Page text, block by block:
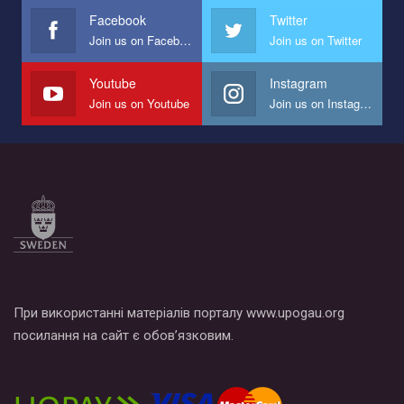
представляющий программу развития организации.
Мы просим вас поддержать нас и помочь нам реализовать
наш план по борьбе с насилием и дискриминацией на почве
СОГИ в Украине.
Все, что вам нужно сделать - это зайти на наш канал YouTube
по этой ссылке и поставить лайк под видео.
Facebook
Join us on Facebook
Twitter
Join us on Twitter
Youtube
Join us on Youtube
Instagram
Join us on Instagram
При використанні матеріалів порталу www.upogau.org
посилання на сайт є обов’язковим.